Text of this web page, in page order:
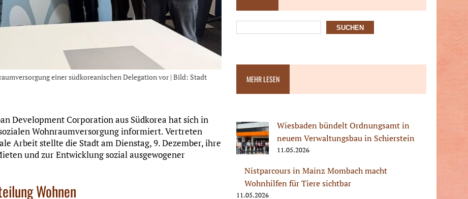
einer südkoreanischen Delegation vor | Bild: Stadt
Development Corporation aus Südkorea hat sich in
Wohnraumversorgung informiert. Vertreten
Arbeit stellte die Stadt am Dienstag, 9. Dezember, ihre
und zur Entwicklung sozial ausgewogener
Wohnen
SUCHEN
MEHR LESEN
Wiesbaden bündelt Ordnungsamt in
neuem Verwaltungsbau in Schierstein
11.05.2026
Nistparcours in Mainz Mombach macht
Wohnhilfen für Tiere sichtbar
11.05.2026